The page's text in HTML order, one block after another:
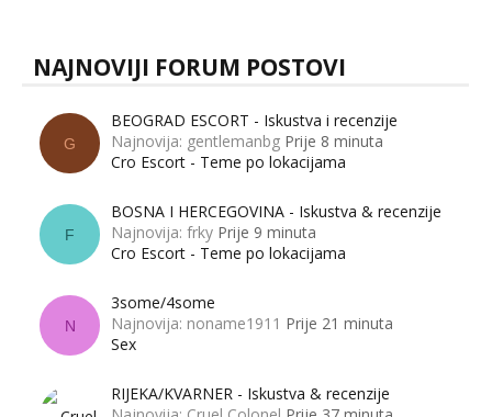
NAJNOVIJI FORUM POSTOVI
G
BEOGRAD ESCORT - Iskustva i recenzije
Najnovija: gentlemanbg Prije 8 minuta
Cro Escort - Teme po lokacijama
F
BOSNA I HERCEGOVINA - Iskustva & recenzije
Najnovija: frky Prije 9 minuta
Cro Escort - Teme po lokacijama
N
3some/4some
Najnovija: noname1911 Prije 21 minuta
Sex
RIJEKA/KVARNER - Iskustva & recenzije